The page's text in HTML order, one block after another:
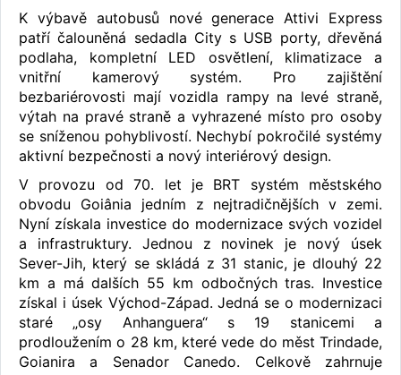
K výbavě autobusů nové generace Attivi Express
patří čalouněná sedadla City s USB porty, dřevěná
podlaha, kompletní LED osvětlení, klimatizace a
vnitřní kamerový systém. Pro zajištění
bezbariérovosti mají vozidla rampy na levé straně,
výtah na pravé straně a vyhrazené místo pro osoby
se sníženou pohyblivostí. Nechybí pokročilé systémy
aktivní bezpečnosti a nový interiérový design.
V provozu od 70. let je BRT systém městského
obvodu Goiânia jedním z nejtradičnějších v zemi.
Nyní získala investice do modernizace svých vozidel
a infrastruktury. Jednou z novinek je nový úsek
Sever-Jih, který se skládá z 31 stanic, je dlouhý 22
km a má dalších 55 km odbočných tras. Investice
získal i úsek Východ-Západ. Jedná se o modernizaci
staré „osy Anhanguera“ s 19 stanicemi a
prodloužením o 28 km, které vede do měst Trindade,
Goianira a Senador Canedo. Celkově zahrnuje